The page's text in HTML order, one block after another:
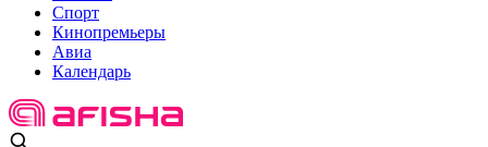
Спорт
Кинопремьеры
Авиа
Календарь